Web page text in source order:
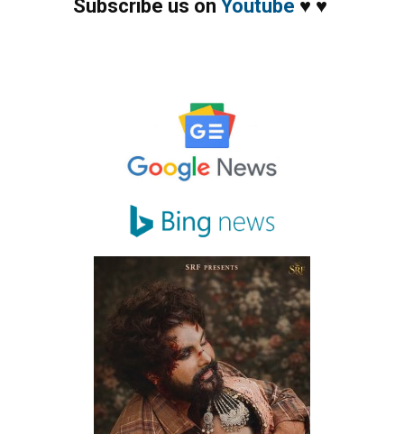
Subscribe us on Youtube ♥ ♥